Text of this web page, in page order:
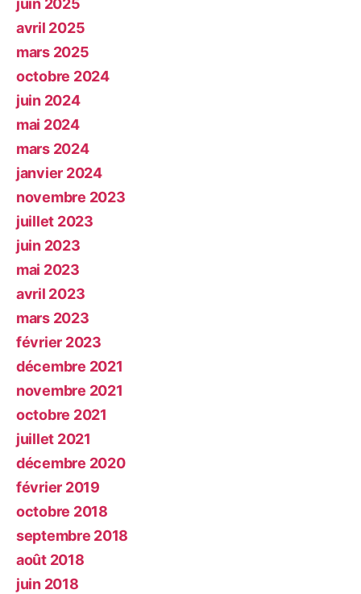
juin 2025
avril 2025
mars 2025
octobre 2024
juin 2024
mai 2024
mars 2024
janvier 2024
novembre 2023
juillet 2023
juin 2023
mai 2023
avril 2023
mars 2023
février 2023
décembre 2021
novembre 2021
octobre 2021
juillet 2021
décembre 2020
février 2019
octobre 2018
septembre 2018
août 2018
juin 2018